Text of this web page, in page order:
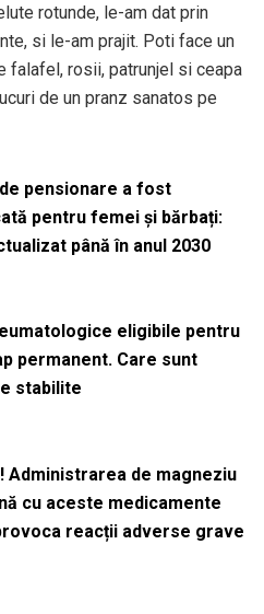
rotunde, le-am dat prin
si le-am prajit. Poti face un
falafel, rosii, patrunjel si ceapa
de un pranz sanatos pe
pensionare a fost
pentru femei și bărbați:
până în anul 2030
eligibile pentru
permanent. Care sunt
stabilite
Administrarea de magneziu
cu aceste medicamente
reacții adverse grave